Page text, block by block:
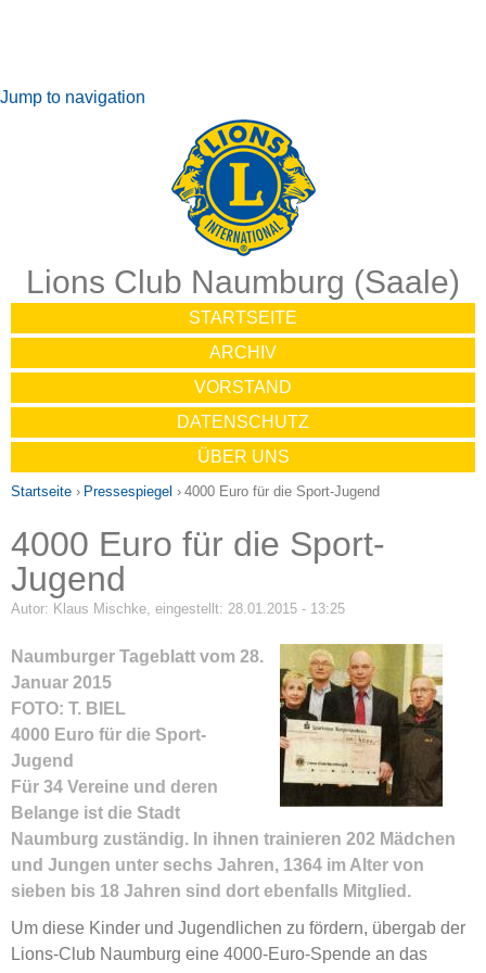
Jump to navigation
Lions Club Naumburg (Saale)
STARTSEITE
ARCHIV
VORSTAND
DATENSCHUTZ
ÜBER UNS
Startseite › Pressespiegel › 4000 Euro für die Sport-Jugend
4000 Euro für die Sport-
Jugend
Autor: Klaus Mischke , eingestellt: 28.01.2015 - 13:25
Naumburger Tageblatt vom 28.
Januar 2015
FOTO: T. BIEL
4000 Euro für die Sport-
Jugend
Für 34 Vereine und deren
Belange ist die Stadt
Naumburg zuständig. In ihnen trainieren 202 Mädchen
und Jungen unter sechs Jahren, 1364 im Alter von
sieben bis 18 Jahren sind dort ebenfalls Mitglied.
Um diese Kinder und Jugendlichen zu fördern, übergab der
Lions-Club Naumburg eine 4000-Euro-Spende an das